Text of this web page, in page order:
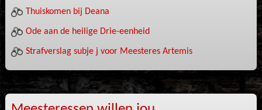
Thuiskomen bij Deana
Ode aan de heilige Drie-eenheid
Strafverslag subje j voor Meesteres Artemis